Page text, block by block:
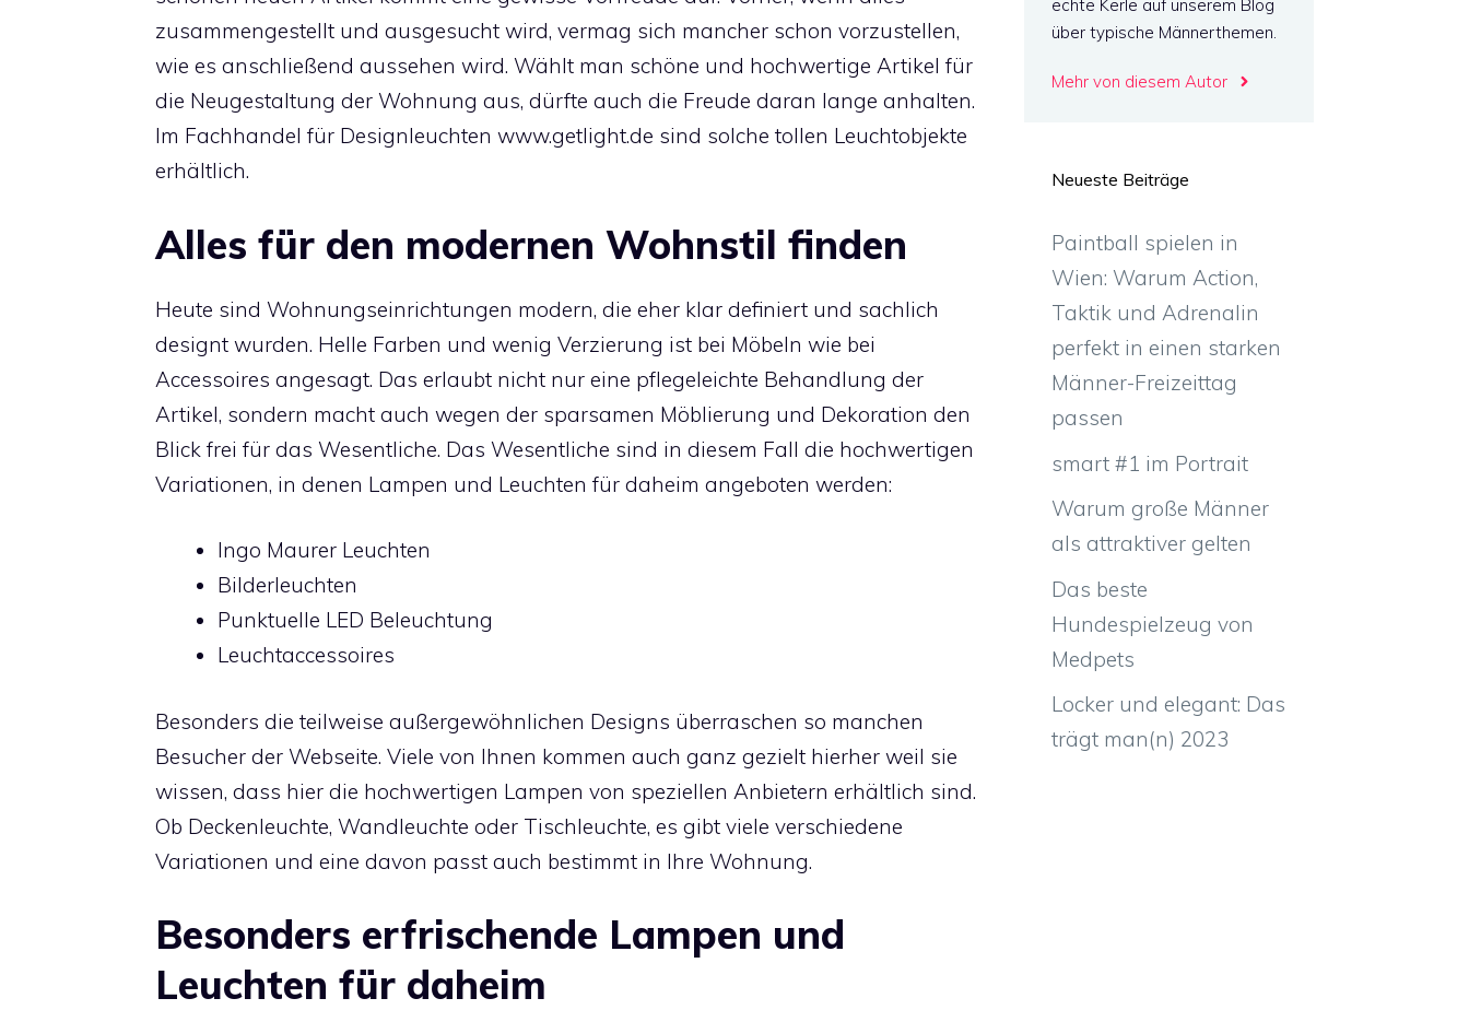
zusammengestellt und ausgesucht wird, vermag sich mancher schon vorzustellen,
wie es anschließend aussehen wird. Wählt man schöne und hochwertige Artikel für
die Neugestaltung der Wohnung aus, dürfte auch die Freude daran lange anhalten.
Im Fachhandel für Designleuchten www.getlight.de sind solche tollen Leuchtobjekte
erhältlich.
Alles für den modernen Wohnstil finden
Heute sind Wohnungseinrichtungen modern, die eher klar definiert und sachlich
designt wurden. Helle Farben und wenig Verzierung ist bei Möbeln wie bei
Accessoires angesagt. Das erlaubt nicht nur eine pflegeleichte Behandlung der
Artikel, sondern macht auch wegen der sparsamen Möblierung und Dekoration den
Blick frei für das Wesentliche. Das Wesentliche sind in diesem Fall die hochwertigen
Variationen, in denen Lampen und Leuchten für daheim angeboten werden:
Ingo Maurer Leuchten
Bilderleuchten
Punktuelle LED Beleuchtung
Leuchtaccessoires
Besonders die teilweise außergewöhnlichen Designs überraschen so manchen
Besucher der Webseite. Viele von Ihnen kommen auch ganz gezielt hierher weil sie
wissen, dass hier die hochwertigen Lampen von speziellen Anbietern erhältlich sind.
Ob Deckenleuchte, Wandleuchte oder Tischleuchte, es gibt viele verschiedene
Variationen und eine davon passt auch bestimmt in Ihre Wohnung.
Besonders erfrischende Lampen und
Leuchten für daheim
echte Kerle auf unserem Blog
über typische Männerthemen.
Mehr von diesem Autor
Neueste Beiträge
Paintball spielen in
Wien: Warum Action,
Taktik und Adrenalin
perfekt in einen starken
Männer-Freizeittag
passen
smart #1 im Portrait
Warum große Männer
als attraktiver gelten
Das beste
Hundespielzeug von
Medpets
Locker und elegant: Das
trägt man(n) 2023